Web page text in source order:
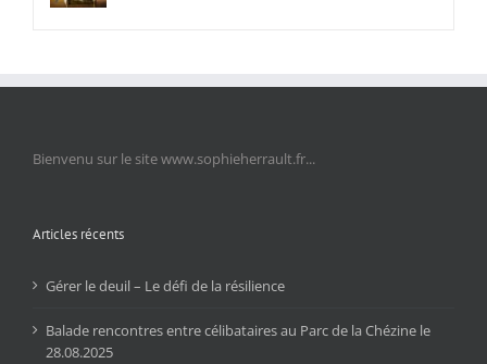
Bienvenu sur le site www.sophieherrault.fr...
Articles récents
Gérer le deuil – Le défi de la résilience
Balade rencontres entre célibataires au Parc de la Chézine le
28.08.2025